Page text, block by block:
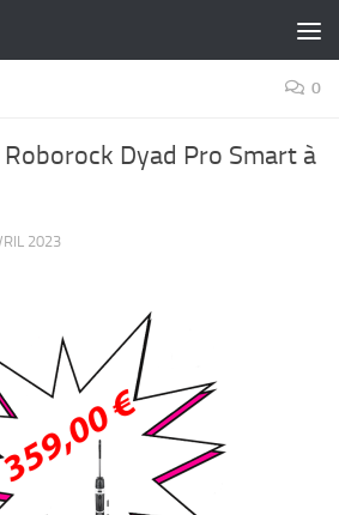
0
Dyad Pro Smart à
2023